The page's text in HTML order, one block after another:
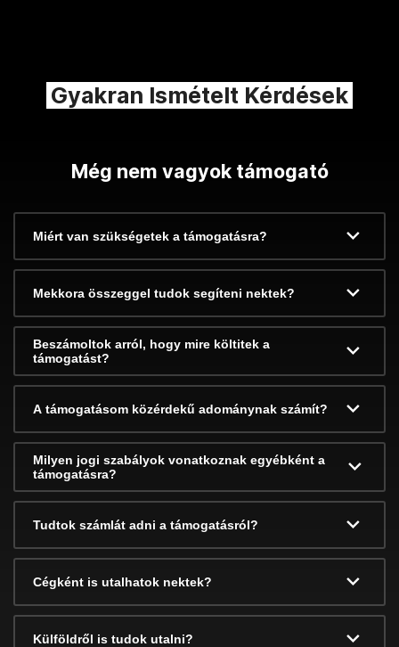
Gyakran Ismételt Kérdések
Még nem vagyok támogató
Miért van szükségetek a támogatásra?
Mekkora összeggel tudok segíteni nektek?
Beszámoltok arról, hogy mire költitek a
támogatást?
A támogatásom közérdekű adománynak számít?
Milyen jogi szabályok vonatkoznak egyébként a
támogatásra?
Tudtok számlát adni a támogatásról?
Cégként is utalhatok nektek?
Külföldről is tudok utalni?